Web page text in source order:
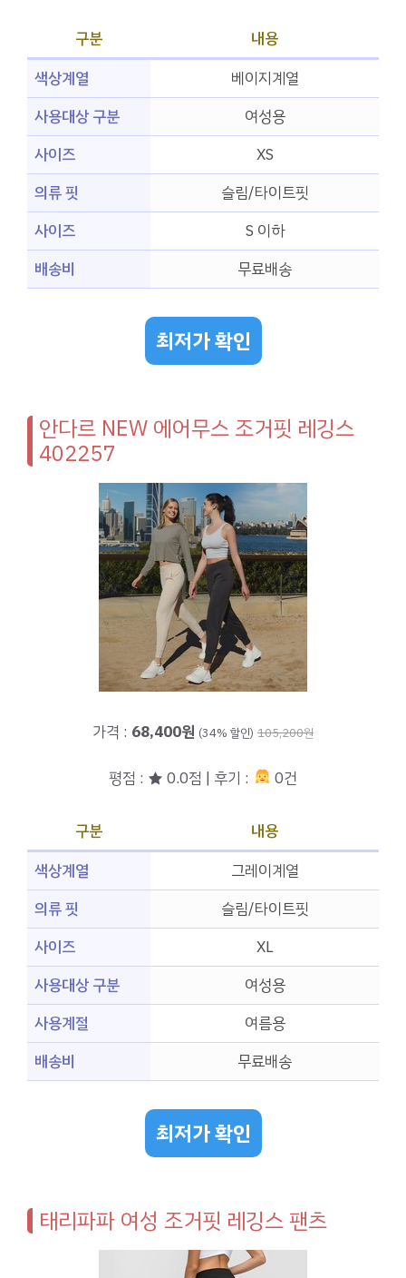
구분
내용
색상계열
베이지계열
사용대상 구분
여성용
사이즈
XS
의류 핏
슬림/타이트핏
사이즈
S 이하
배송비
무료배송
최저가 확인
안다르 NEW 에어무스 조거핏 레깅스
402257
가격 : 68,400원 (34% 할인) 105,200원
평점 : ★ 0.0점 | 후기 : 0건
구분
내용
색상계열
그레이계열
의류 핏
슬림/타이트핏
사이즈
XL
사용대상 구분
여성용
사용계절
여름용
배송비
무료배송
최저가 확인
태리파파 여성 조거핏 레깅스 팬츠